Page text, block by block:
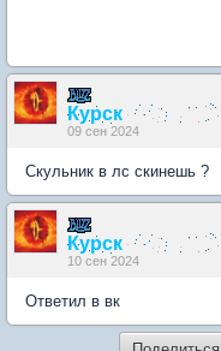
Курск
09 сен 2024
Скульник в лс скинешь ?
Курск
10 сен 2024
Ответил в вк